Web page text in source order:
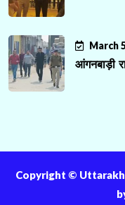
March
आंगनबाड़ी
Copyright ©️